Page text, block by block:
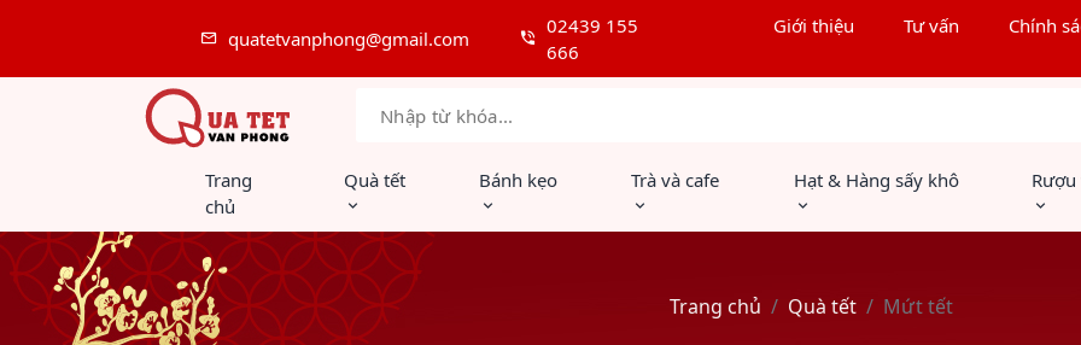
quatetvanphong@gmail.com
02439 155
666
Giới thiệu Tư vấn Chính
Trang
chủ
Quà tết Bánh kẹo Trà và cafe Hạt & Hàng sấy khô Rượu
Trang chủ Quà tết Mứt tết